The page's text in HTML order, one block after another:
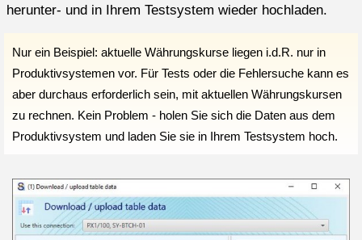
herunter- und in Ihrem Testsystem wieder hochladen.
Nur ein Beispiel: aktuelle Währungskurse liegen i.d.R. nur in
Produktivsystemen vor. Für Tests oder die Fehlersuche kann es
aber durchaus erforderlich sein, mit aktuellen Währungskursen
zu rechnen. Kein Problem - holen Sie sich die Daten aus dem
Produktivsystem und laden Sie sie in Ihrem Testsystem hoch.